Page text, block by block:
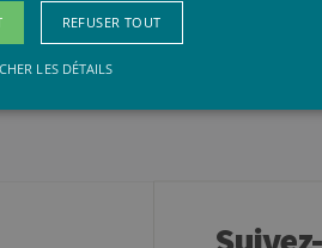
REFUSER TOUT
LES DÉTAILS